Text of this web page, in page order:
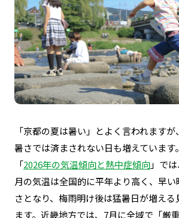
「京都の夏は暑い」とよく言われますが、
暑さでは済まされない日も増えています。
「2026年の気温傾向と熱中症傾向」で
月の気温は全国的に平年より高く、早
さとなり、梅雨明け後は猛暑日が増え
ます。近畿地方では、7月に全域で「厳